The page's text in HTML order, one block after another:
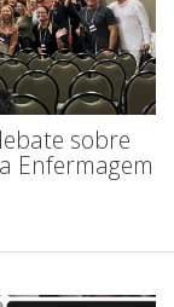
sobre
Enfermagem